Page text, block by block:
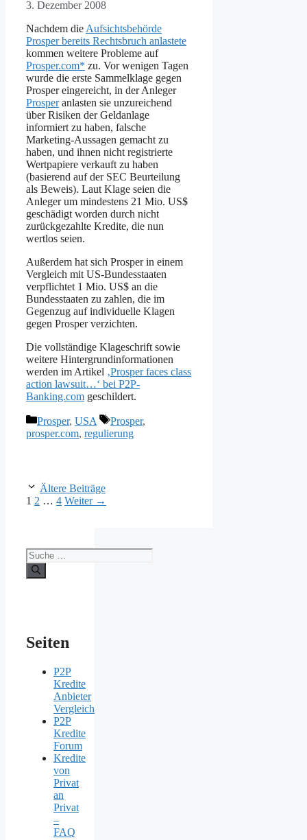
3. Dezember 2008
Nachdem die Aufsichtsbehörde
Prosper bereits Rechtsbruch anlastete
kommen weitere Probleme auf
Prosper.com* zu. Vor wenigen Tagen
wurde die erste Sammelklage gegen
Prosper eingereicht, in der Anleger
Prosperanlasten sie unzureichend
über Risiken der Geldanlage
informiert zu haben, falsche
Marketing-Aussagen gemacht zu
haben, und ihnen nicht registrierte
Wertpapiere verkauft zu haben
(basierend auf der SEC Beurteilung
als Beweis). Laut Klage seien die
Anleger um mindestens 21 Mio. US$
geschädigt worden durch nicht
zurückgezahlte Kredite, die nun
wertlos seien.
Außerdem hat sich Prosper in einem
Vergleich mit US-Bundesstaaten
verpflichtet 1 Mio. US$ an die
Bundesstaaten zu zahlen, die im
Gegenzug auf individuelle Klagen
gegen Prosper verzichten.
Die vollständige Klageschrift sowie
weitere Hintergrundinformationen
werden im Artikel ‚Prosper faces class
action lawsuit…‘ bei P2P-
Banking.com geschildert.
Kategorien
Prosper, USA Schlagwörter
Prosper,
prosper.com, regulierung
Ältere Beiträge
Seite
1 Seite
2 … Seite
4 Weiter →
Suche
nach:
Seiten
P2P
Kredite
Anbieter
Vergleich
P2P
Kredite
Forum
Kredite
von
Privat
an
Privat
–
FAQ